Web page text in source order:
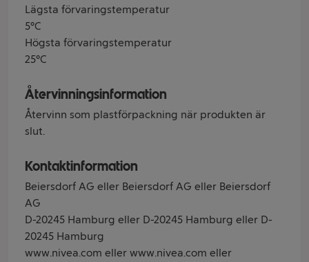
Lägsta förvaringstemperatur
5°C
Högsta förvaringstemperatur
25°C
Återvinningsinformation
Återvinn som plastförpackning när produkten är
slut.
Kontaktinformation
Beiersdorf AG eller Beiersdorf AG eller Beiersdorf
AG
D-20245 Hamburg eller D-20245 Hamburg eller D-
20245 Hamburg
www.nivea.com eller www.nivea.com eller